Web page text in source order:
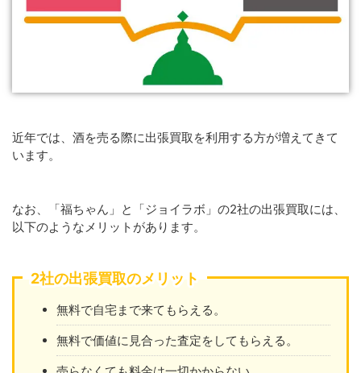
近年では、酒を売る際に出張買取を利用する方が増えてきて
います。
なお、「福ちゃん」と「ジョイラボ」の2社の出張買取には、
以下のようなメリットがあります。
2社の出張買取のメリット
無料で自宅まで来てもらえる。
無料で価値に見合った査定をしてもらえる。